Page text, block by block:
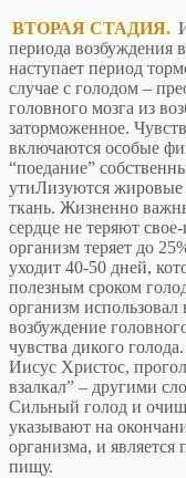
ВТОРАЯ СТАДИЯ.
периода возбуждения
наступает период
случае с голодом –
головного мозга из
заторможенное.
включаются особые
“поедание”
утиЛизуются жировые
ткань. Жизненно
сердце не теряют
организм теряет до
уходит 40-50 дней,
полезным сроком
организм
возбуждение
чувства дикого
Иисус Христос,
взалкал” – другими
Сильный голод и
указывают на
организма, и
пищу.